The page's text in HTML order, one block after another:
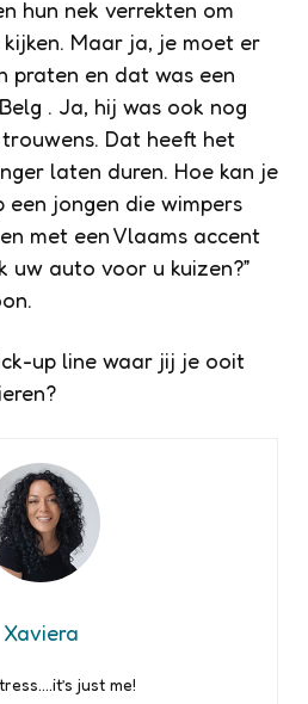
hun nek verrekten om
Maar ja, je moet er
praten en dat was een
. Ja, hij was ook nog
trouwens. Dat heeft het
laten duren. Hoe kan je
een jongen die wimpers
met een Vlaams accent
uw auto voor u kuizen?”
up line waar jij je ooit
Xaviera
just me!